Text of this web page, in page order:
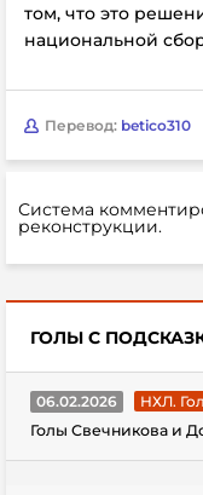
том, что это
национальной
Перевод: betico310
Система
реконструкции.
ГОЛЫ С
06.02.2026
НХЛ.
Голы Свечникова и